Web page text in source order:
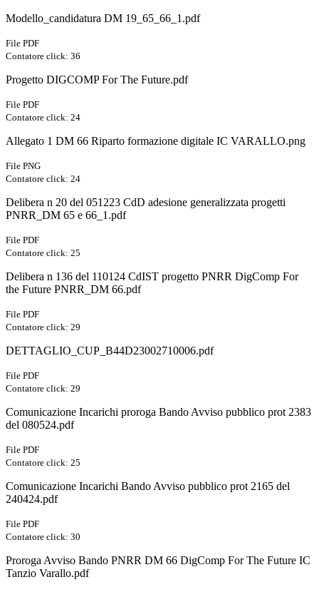
Modello_candidatura DM 19_65_66_1.pdf
File PDF
Contatore click: 36
Progetto DIGCOMP For The Future.pdf
File PDF
Contatore click: 24
Allegato 1 DM 66 Riparto formazione digitale IC VARALLO.png
File PNG
Contatore click: 24
Delibera n 20 del 051223 CdD adesione generalizzata progetti
PNRR_DM 65 e 66_1.pdf
File PDF
Contatore click: 25
Delibera n 136 del 110124 CdIST progetto PNRR DigComp For
the Future PNRR_DM 66.pdf
File PDF
Contatore click: 29
DETTAGLIO_CUP_B44D23002710006.pdf
File PDF
Contatore click: 29
Comunicazione Incarichi proroga Bando Avviso pubblico prot 2383
del 080524.pdf
File PDF
Contatore click: 25
Comunicazione Incarichi Bando Avviso pubblico prot 2165 del
240424.pdf
File PDF
Contatore click: 30
Proroga Avviso Bando PNRR DM 66 DigComp For The Future IC
Tanzio Varallo.pdf